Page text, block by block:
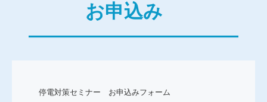
お申込み
―――――――――――
停電対策セミナー お申込みフォーム